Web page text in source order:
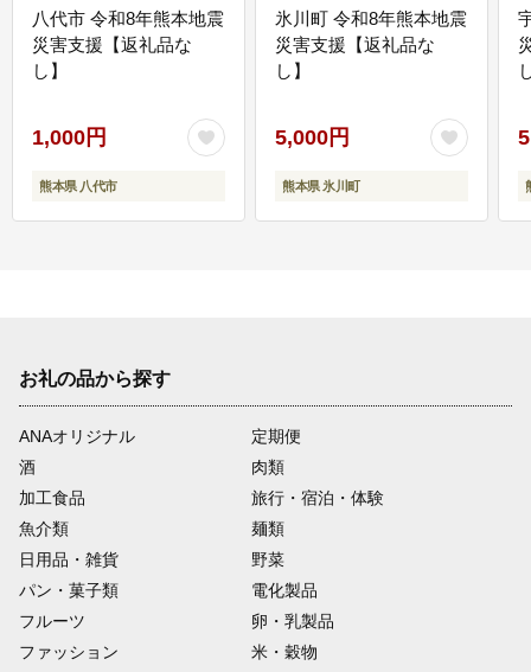
八代市 令和8年熊本地震
災害支援【返礼品な
し】
1,000円
熊本県 八代市
氷川町 令和8年熊本地震
災害支援【返礼品な
し】
5,000円
熊本県 氷川町
お礼の品から探す
ANAオリジナル
定期便
酒
肉類
加工食品
旅行・宿泊・体験
魚介類
麺類
日用品・雑貨
野菜
パン・菓子類
電化製品
フルーツ
卵・乳製品
ファッション
米・穀物